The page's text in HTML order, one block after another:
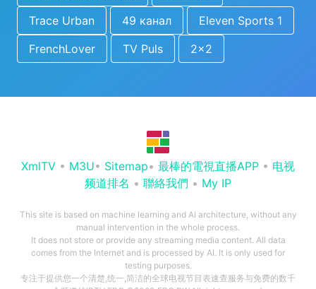
Trace Urban
49 канал
Eleven Sports 1
FrenchLover
TV Puls 2x2
XmlTV • M3U• Sitemap• 最棒的電視直播APP • 电视
频道排名 • 聯絡我們 • My IP
This site is based on machine learning and AI architecture, without any
manual intervention in the whole process.
It does not store or provide any streaming media content. All data
comes from the Internet and is processed by AI. It is only used for
testing purposes.
专注于提供您一个清楚,统一,简洁的全球电视节目表速查服务与免费的数千